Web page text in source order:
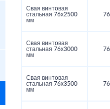
Свая винтовая
стальная 76х2500
мм
76
Свая винтовая
стальная 76х3000
мм
76
Свая винтовая
стальная 76х3500
мм
76